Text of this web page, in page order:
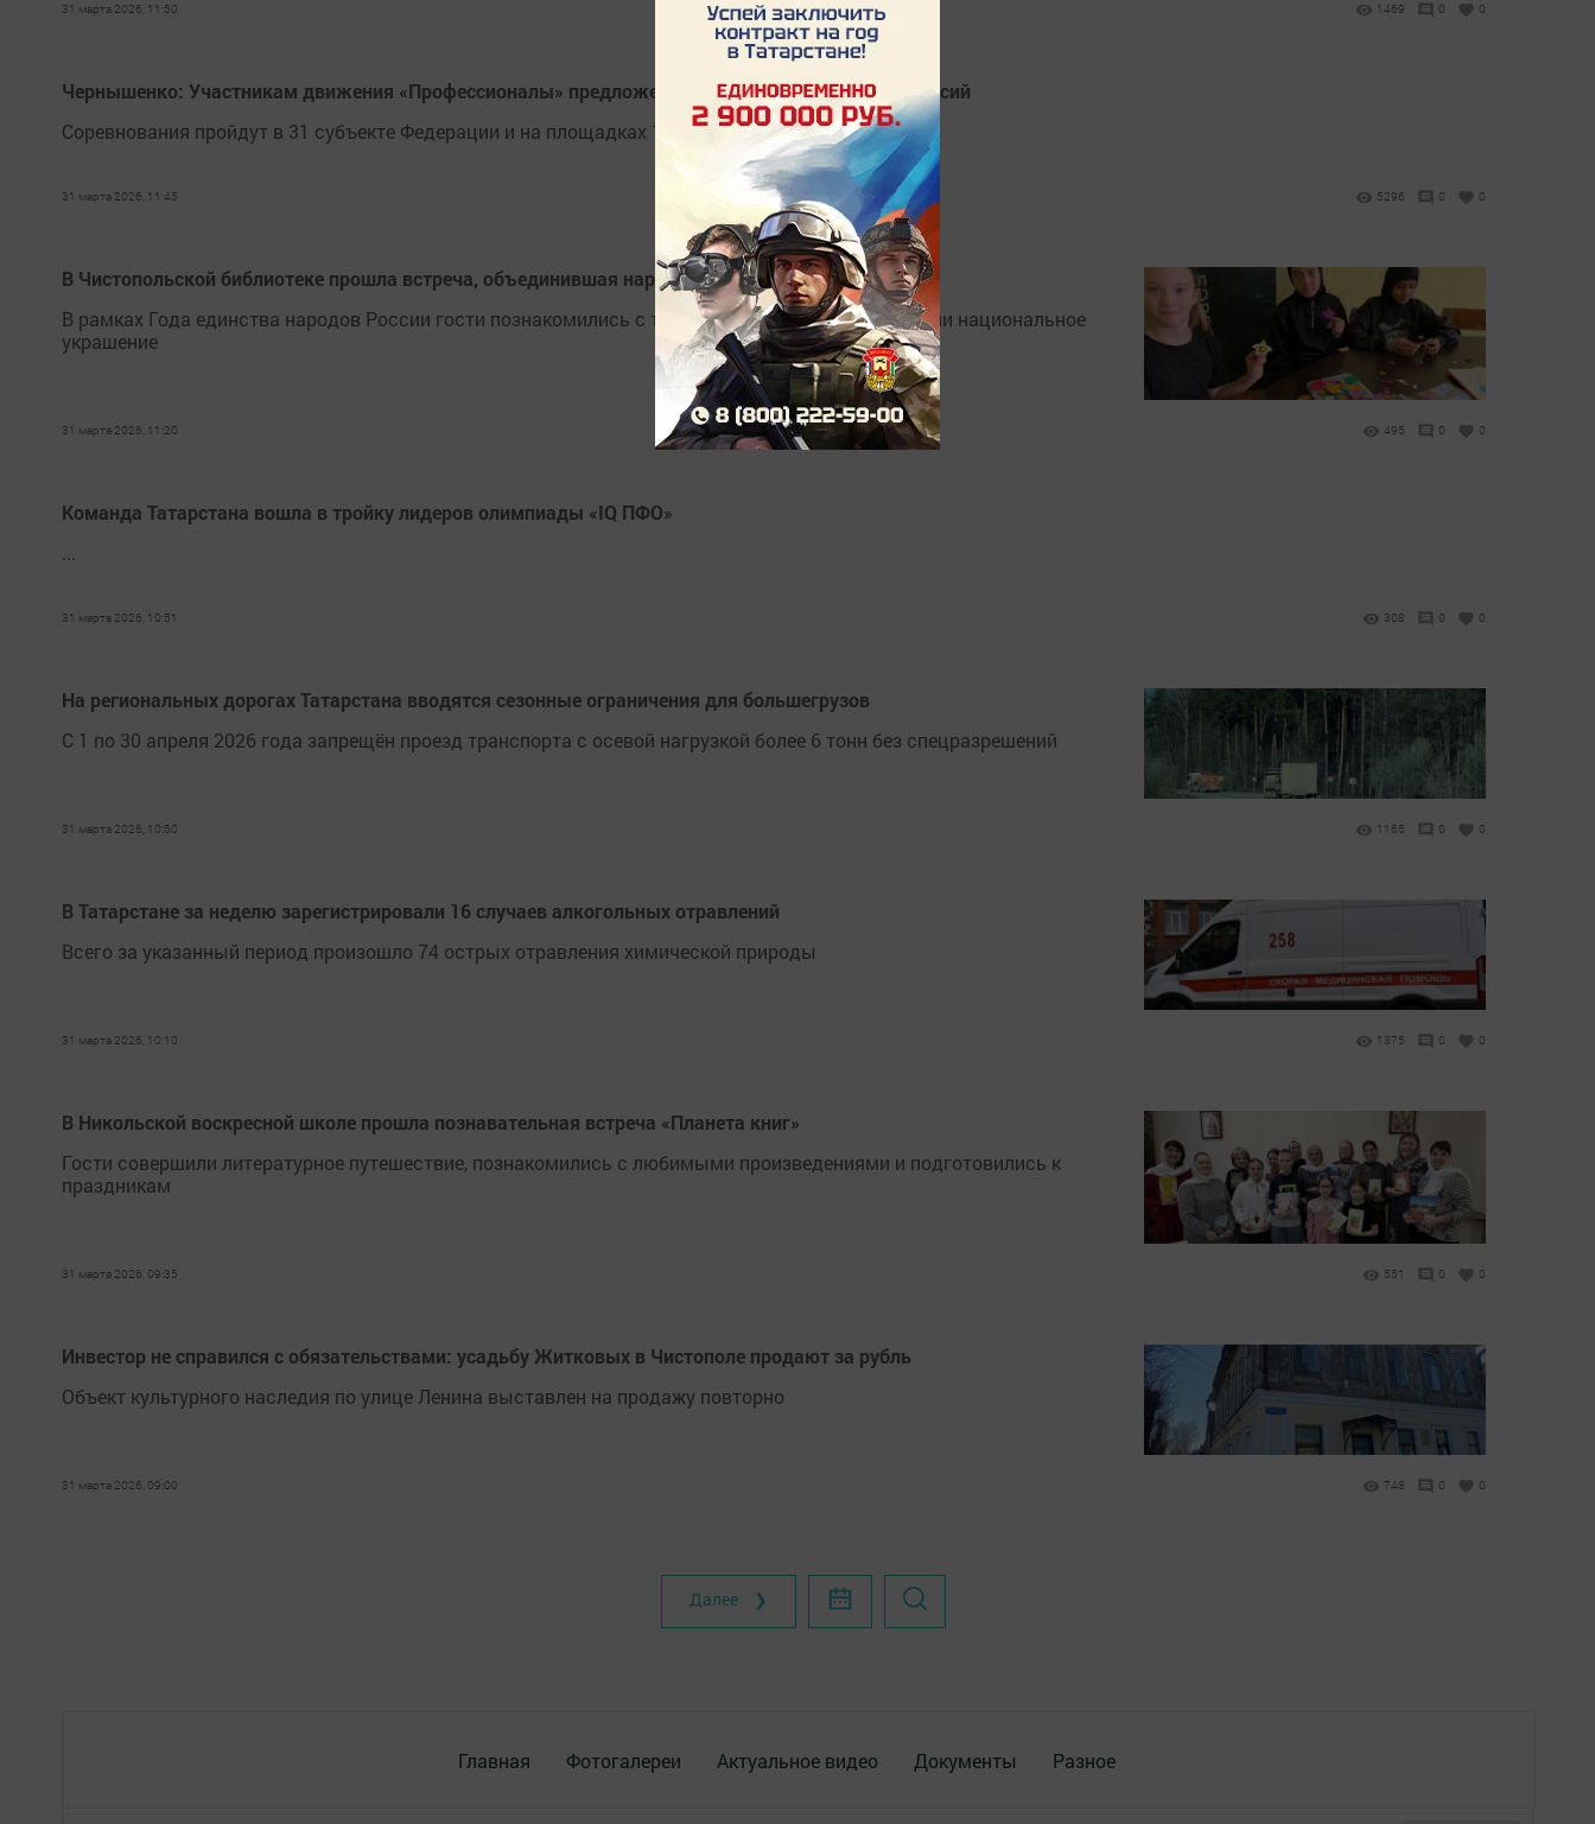
31 марта 2026, 11:50 1469 0 0
Чернышенко: Участникам движения «Профессионалы» предложено 50 тыс. стажировок и вакансий
Соревнования пройдут в 31 субъекте Федерации и на площадках 14 предприятий-партнеров.
31 марта 2026, 11:45 5296 0 0
В Чистопольской библиотеке прошла встреча, объединившая народы разных национальностей
В рамках Года единства народов России гости познакомились с традициями Поволжья и создали национальное
украшение
31 марта 2026, 11:20 495 0 0
Команда Татарстана вошла в тройку лидеров олимпиады «IQ ПФО»
31 марта 2026, 10:51 308 0 0
На региональных дорогах Татарстана вводятся сезонные ограничения для большегрузов
С 1 по 30 апреля 2026 года запрещён проезд транспорта с осевой нагрузкой более 6 тонн без спецразрешений
31 марта 2026, 10:50 1165 0 0
В Татарстане за неделю зарегистрировали 16 случаев алкогольных отравлений
Всего за указанный период произошло 74 острых отравления химической природы
31 марта 2026, 10:10 1375 0 0
В Никольской воскресной школе прошла познавательная встреча «Планета книг»
Гости совершили литературное путешествие, познакомились с любимыми произведениями и подготовились к
праздникам
31 марта 2026, 09:35 551 0 0
Инвестор не справился с обязательствами: усадьбу Житковых в Чистополе продают за рубль
Объект культурного наследия по улице Ленина выставлен на продажу повторно
31 марта 2026, 09:00 748 0 0
Далее ❯
Главная Фотогалереи Актуальное видео Документы Разное